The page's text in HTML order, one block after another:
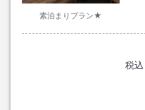
素泊まりプラン★
税込